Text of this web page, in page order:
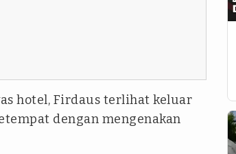
hotel, Firdaus terlihat keluar
dengan mengenakan